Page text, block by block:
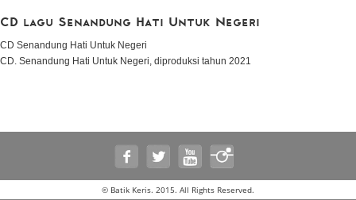
CD lagu Senandung Hati Untuk Negeri
CD Senandung Hati Untuk Negeri
CD. Senandung Hati Untuk Negeri, diproduksi tahun 2021
© Batik Keris. 2015. All Rights Reserved.